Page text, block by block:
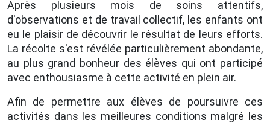
Après plusieurs mois de soins attentifs,
d'observations et de travail collectif, les enfants ont
eu le plaisir de découvrir le résultat de leurs efforts.
La récolte s'est révélée particulièrement abondante,
au plus grand bonheur des élèves qui ont participé
avec enthousiasme à cette activité en plein air.
Afin de permettre aux élèves de poursuivre ces
activités dans les meilleures conditions malgré les